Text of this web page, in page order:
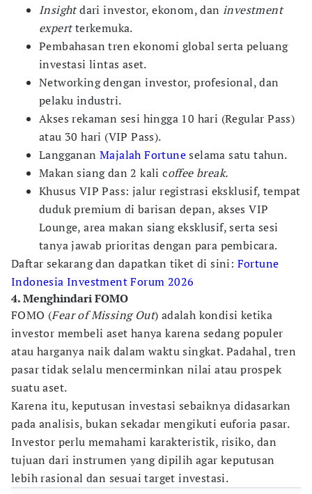
Insightdari investor, ekonom, daninvestment
expertterkemuka.
Pembahasan tren ekonomi global serta peluang
investasi lintas aset.
Networking dengan investor, profesional, dan
pelaku industri.
Akses rekaman sesi hingga 10 hari (Regular Pass)
atau 30 hari (VIP Pass).
LanggananMajalah Fortuneselama satu tahun.
Makan siang dan 2 kali coffee break.
Khusus VIP Pass: jalur registrasi eksklusif, tempat
duduk premium di barisan depan, akses VIP
Lounge, area makan siang eksklusif, serta sesi
tanya jawab prioritas dengan para pembicara.
Daftar sekarang dan dapatkan tiket di sini: Fortune
Indonesia Investment Forum 2026
4. Menghindari FOMO
FOMO (Fear of Missing Out) adalah kondisi ketika
investor membeli aset hanya karena sedang populer
atau harganya naik dalam waktu singkat. Padahal, tren
pasar tidak selalu mencerminkan nilai atau prospek
suatu aset.
Karena itu, keputusan investasi sebaiknya didasarkan
pada analisis, bukan sekadar mengikuti euforia pasar.
Investor perlu memahami karakteristik, risiko, dan
tujuan dari instrumen yang dipilih agar keputusan
lebih rasional dan sesuai target investasi.